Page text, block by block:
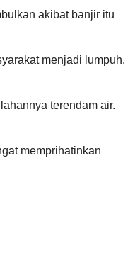
akibat banjir itu
menjadi lumpuh.
terendam air.
memprihatinkan